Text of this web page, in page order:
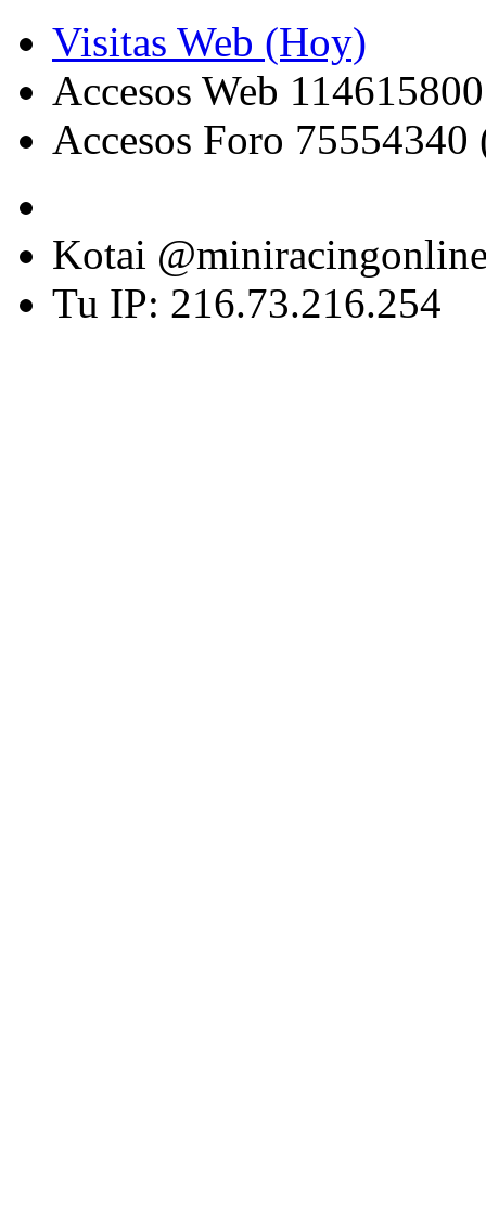
Visitas Web (Hoy)
Accesos Web
Accesos Foro 75554340
Kotai
Tu IP: 216.73.216.254